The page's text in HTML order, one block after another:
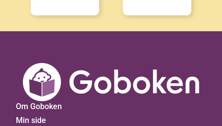
Om Goboken
Min side